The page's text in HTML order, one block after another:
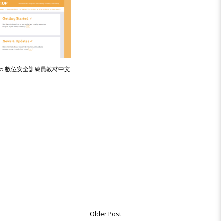
數位安全訓練員教材中文
Older Post